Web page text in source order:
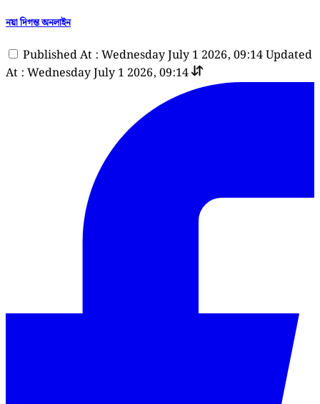
নয়া দিগন্ত অনলাইন
Published At : Wednesday July 1 2026, 09:14Updated
At : Wednesday July 1 2026, 09:14